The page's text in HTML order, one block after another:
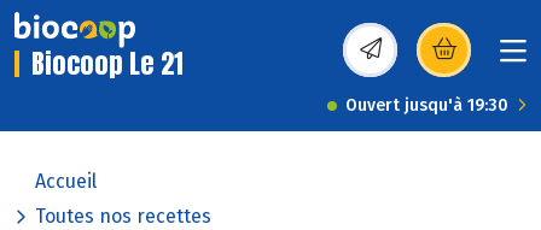
Biocoop Le 21 (s’ouvre dans une
Ouvert jusqu'à 19:30
Accueil
Toutes nos recettes